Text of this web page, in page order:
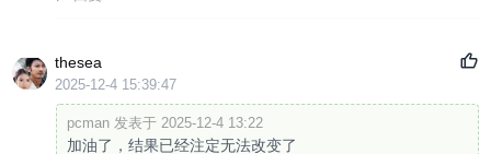
thesea
2025-12-4 15:39:47
pcman 发表于 2025-12-4 13:22
加油了，结果已经注定无法改变了